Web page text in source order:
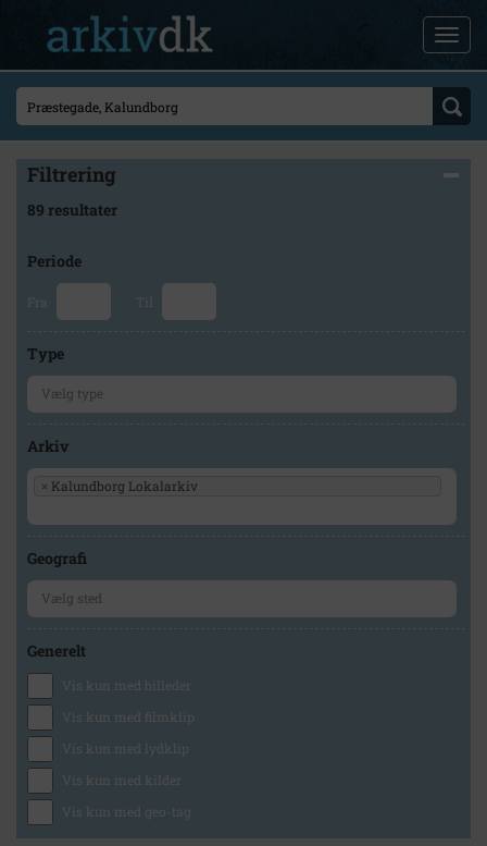
Filtrering
89 resultater
Periode
Fra Til
Type
Arkiv
× Kalundborg Lokalarkiv
Geografi
Generelt
Vis kun med billeder
Vis kun med filmklip
Vis kun med lydklip
Vis kun med kilder
Vis kun med geo-tag